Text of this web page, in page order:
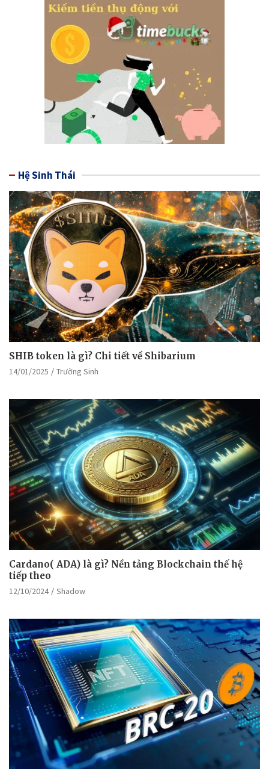
Hệ Sinh Thái
SHIB token là gì? Chi tiết về Shibarium
14/01/2025 Trường Sinh
Cardano( ADA) là gì? Nền tảng Blockchain thế hệ
tiếp theo
12/10/2024 Shadow